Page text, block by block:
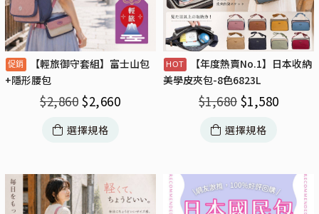
【輕旅御守套組】富士山包
+隱形腰包
$2,860 $2,660
選擇規格
【年度熱賣No.1】日本收納
美學皮夾包-8色6823L
$1,680 $1,580
選擇規格